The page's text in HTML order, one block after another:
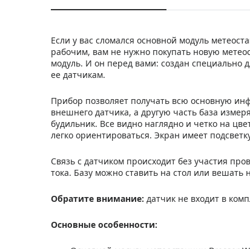
Если у вас сломался основной модуль
рабочим, вам не нужно покупать новую
модуль. И он перед вами: создан специально
ее датчикам.
Прибор позволяет получать всю основную
внешнего датчика, а другую часть база
будильник. Все видно наглядно и четко на
легко ориентироваться. Экран имеет
Связь с датчиком происходит без участия
тока. Базу можно ставить на стол или вешать
Обратите внимание: датчик не входит в
Основные особенности: